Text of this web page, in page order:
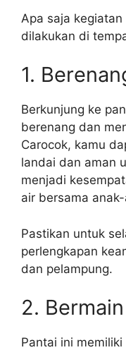
Apa saja
dilakukan di
1.
Berkunjung ke
berenang dan
Carocok, kamu
landai dan aman
menjadi
air bersama
Pastikan untuk
perlengkapan
dan pelampung.
2.
Pantai ini